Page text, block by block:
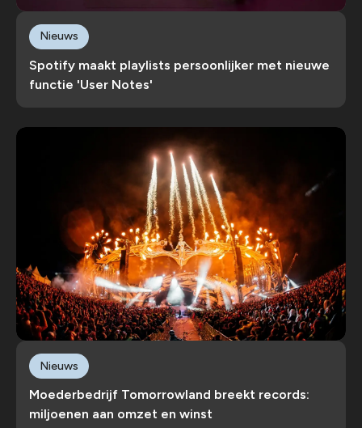
Spotify maakt playlists persoonlijker met nieuwe
functie 'User Notes'
Nieuws
Moederbedrijf Tomorrowland breekt records:
miljoenen aan omzet en winst
Nieuws